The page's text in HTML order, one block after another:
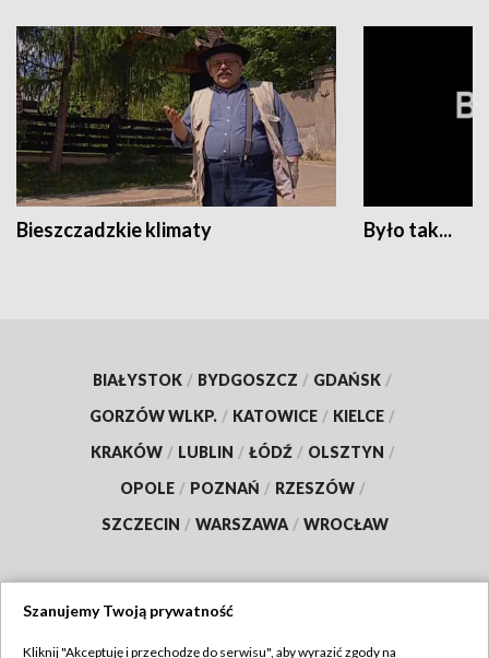
Bieszczadzkie klimaty Było tak...
BIAŁYSTOK / BYDGOSZCZ / GDAŃSK /
GORZÓW WLKP. / KATOWICE / KIELCE /
KRAKÓW / LUBLIN / ŁÓDŹ / OLSZTYN /
OPOLE / POZNAŃ / RZESZÓW /
SZCZECIN / WARSZAWA / WROCŁAW
Szanujemy Twoją prywatność
Kliknij "Akceptuję i przechodzę do serwisu", aby wyrazić zgody na